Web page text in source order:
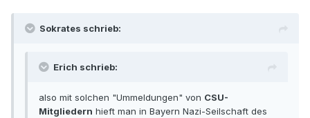
Sokrates schrieb:
Erich schrieb:
also mit solchen "Ummeldungen" von CSU-
Mitgliedern hieft man in Bayern Nazi-Seilschaft des